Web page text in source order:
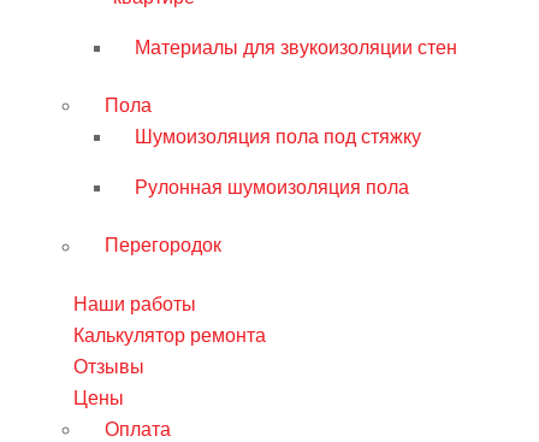
Материалы для звукоизоляции стен
Пола
Шумоизоляция пола под стяжку
Рулонная шумоизоляция пола
Перегородок
Наши работы
Калькулятор ремонта
Отзывы
Цены
Оплата